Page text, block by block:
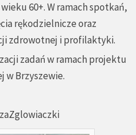
60+. W ramach spotkań,
rękodzielnicze oraz
zdrowotnej i profilaktyki.
zadań w ramach projektu
Brzyszewie.